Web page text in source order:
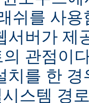
쉬를 사
서버가 제
의 관점이
치를 한
스템 경